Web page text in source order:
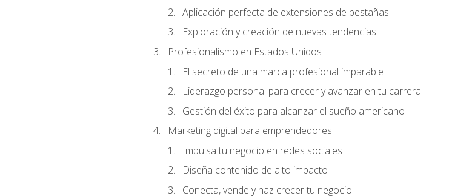
Aplicación perfecta de extensiones de pestañas
Exploración y creación de nuevas tendencias
Profesionalismo en Estados Unidos
El secreto de una marca profesional imparable
Liderazgo personal para crecer y avanzar en tu carrera
Gestión del éxito para alcanzar el sueño americano
Marketing digital para emprendedores
Impulsa tu negocio en redes sociales
Diseña contenido de alto impacto
Conecta, vende y haz crecer tu negocio